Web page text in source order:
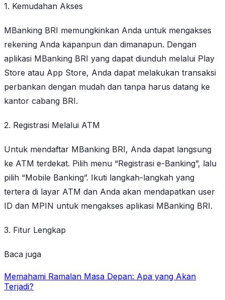
1. Kemudahan Akses
MBanking BRI memungkinkan Anda untuk mengakses
rekening Anda kapanpun dan dimanapun. Dengan
aplikasi MBanking BRI yang dapat diunduh melalui Play
Store atau App Store, Anda dapat melakukan transaksi
perbankan dengan mudah dan tanpa harus datang ke
kantor cabang BRI.
2. Registrasi Melalui ATM
Untuk mendaftar MBanking BRI, Anda dapat langsung
ke ATM terdekat. Pilih menu “Registrasi e-Banking”, lalu
pilih “Mobile Banking”. Ikuti langkah-langkah yang
tertera di layar ATM dan Anda akan mendapatkan user
ID dan MPIN untuk mengakses aplikasi MBanking BRI.
3. Fitur Lengkap
Baca juga
Memahami Ramalan Masa Depan: Apa yang Akan
Terjadi?